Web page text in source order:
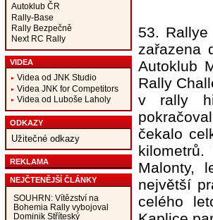
Autoklub ČR
Rally-Base
Rally Bezpečně
Next RC Rally
VIDEA
Videa od JNK Studio
Videa JNK for Competitors
Videa od Luboše Laholy
ODKAZY
Užitečné odkazy
REKLAMA
NEJČTENĚJŠÍ ČLÁNKY
SOUHRN: Vítězství na
Bohemia Rally vybojoval
Dominik Stříteský
53.
zařazena
Autoklub
Rally
v rally
čekalo
Malonty,
největší
celého